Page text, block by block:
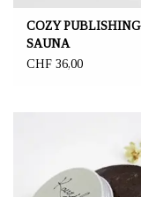
COZY PUBLISHING
SAUNA
CHF 36,00